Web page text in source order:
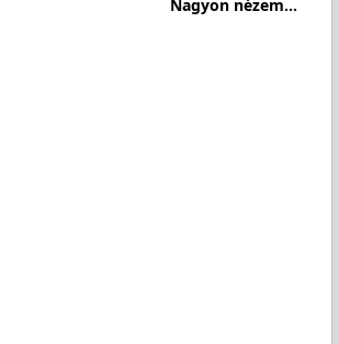
Nagyon nézem...